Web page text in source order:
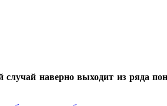
наверно выходит из ряда